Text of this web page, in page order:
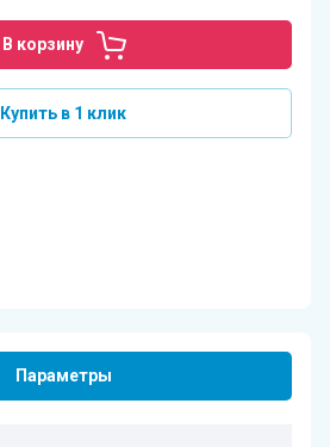
В корзину
Купить в 1 клик
Параметры